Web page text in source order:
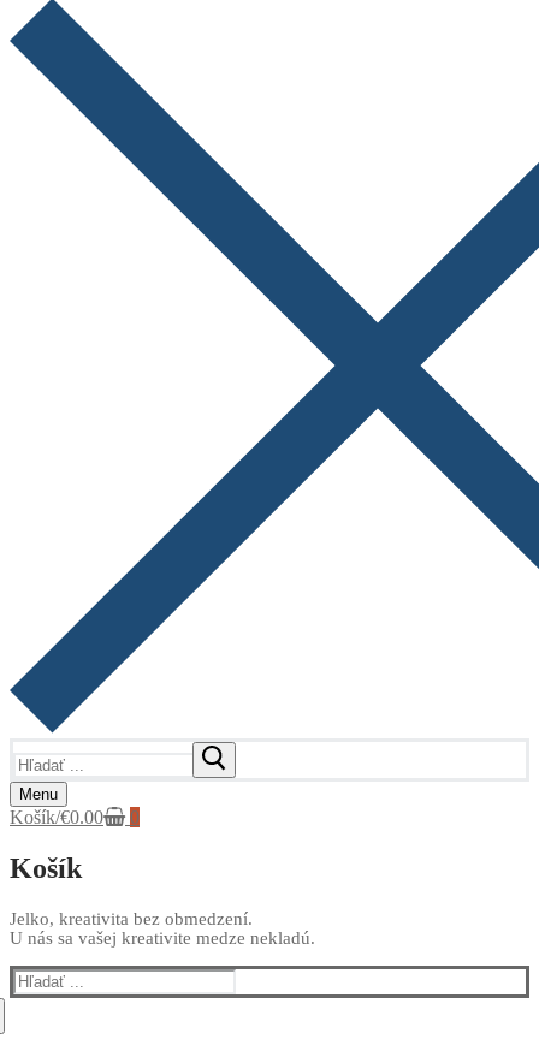
Menu
Košík/€0.00 0
Košík
Jelko, kreativita bez obmedzení.
U nás sa vašej kreativite medze nekladú.
Hľadať: